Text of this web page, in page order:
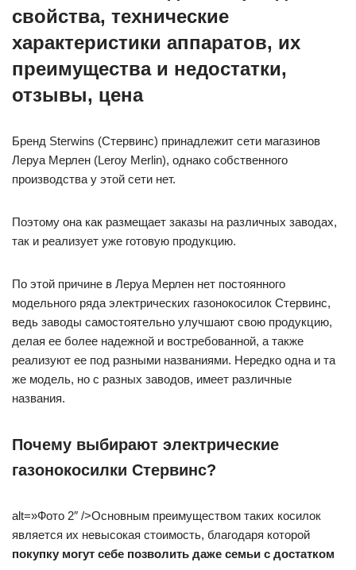
свойства, технические
характеристики аппаратов, их
преимущества и недостатки,
отзывы, цена
Бренд Sterwins (Стервинс) принадлежит сети магазинов
Леруа Мерлен (Leroy Merlin), однако собственного
производства у этой сети нет.
Поэтому она как размещает заказы на различных заводах,
так и реализует уже готовую продукцию.
По этой причине в Леруа Мерлен нет постоянного
модельного ряда электрических газонокосилок Стервинс,
ведь заводы самостоятельно улучшают свою продукцию,
делая ее более надежной и востребованной, а также
реализуют ее под разными названиями. Нередко одна и та
же модель, но с разных заводов, имеет различные
названия.
Почему выбирают электрические
газонокосилки Стервинс?
alt=»Фото 2″ />Основным преимуществом таких косилок
является их невысокая стоимость, благодаря которой
покупку могут себе позволить даже семьи с достатком